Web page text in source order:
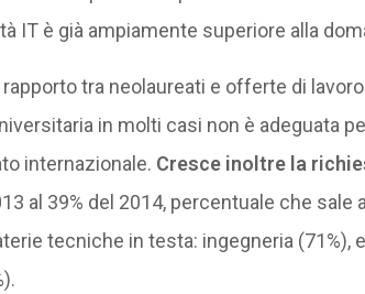
IT è già ampiamente superiore alla
rapporto tra neolaureati e offerte di
in molti casi non è adeguata
internazionale. Cresce inoltre la
al 39% del 2014, percentuale che sale
tecniche in testa: ingegneria (71%),